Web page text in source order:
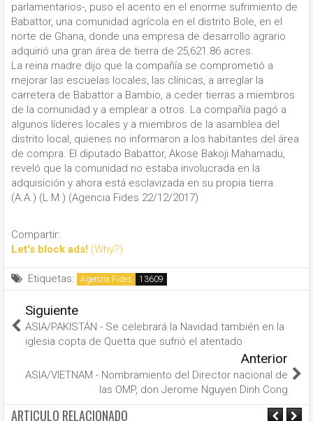
parlamentarios-, puso el acento en el enorme sufrimiento de
Babattor, una comunidad agrícola en el distrito Bole, en el
norte de Ghana, donde una empresa de desarrollo agrario
adquirió una gran área de tierra de 25,621.86 acres.
La reina madre dijo que la compañía se comprometió a
mejorar las escuelas locales, las clínicas, a arreglar la
carretera de Babattor a Bambio, a ceder tierras a miembros
de la comunidad y a emplear a otros. La compañía pagó a
algunos líderes locales y a miembros de la asamblea del
distrito local, quienes no informaron a los habitantes del área
de compra. El diputado Babattor, Akose Bakoji Mahamadu,
reveló que la comunidad no estaba involucrada en la
adquisición y ahora está esclavizada en su propia tierra.
(A.A.) (L.M.) (Agencia Fides 22/12/2017)
Compartir:
Let's block ads! (Why?)
Etiquetas: Agenzia Fides
Siguiente
ASIA/PAKISTÁN - Se celebrará la Navidad también en la
iglesia copta de Quetta que sufrió el atentado
Anterior
ASIA/VIETNAM - Nombramiento del Director nacional de
las OMP, don Jerome Nguyen Dinh Cong
ARTICULO RELACIONADO